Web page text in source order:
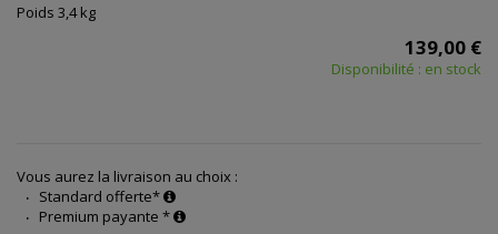
Poids 3,4 kg
139,00 €
Disponibilité : en stock
Vous aurez la livraison au choix :
Standard offerte*
Premium payante *